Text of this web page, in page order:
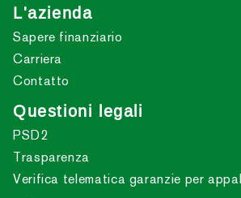
L'azienda
Sapere finanziario
Carriera
Contatto
Questioni legali
PSD2
Trasparenza
Verifica telematica garanzie per